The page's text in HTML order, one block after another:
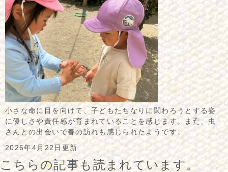
小さな命に目を向けて、子どもたちなりに関わろうとする姿
に優しさや責任感が育まれていることを感じます。また、虫
さんとの出会いで春の訪れも感じられたようです。
2026年4月22日更新
こちらの記事も読まれています。